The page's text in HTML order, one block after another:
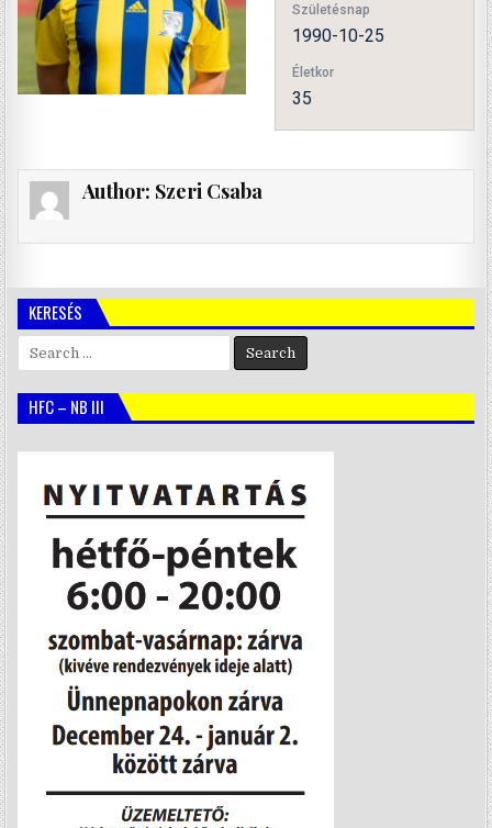
Születésnap
1990-10-25
Életkor
35
Author: Szeri Csaba
KERESÉS
HFC – NB III